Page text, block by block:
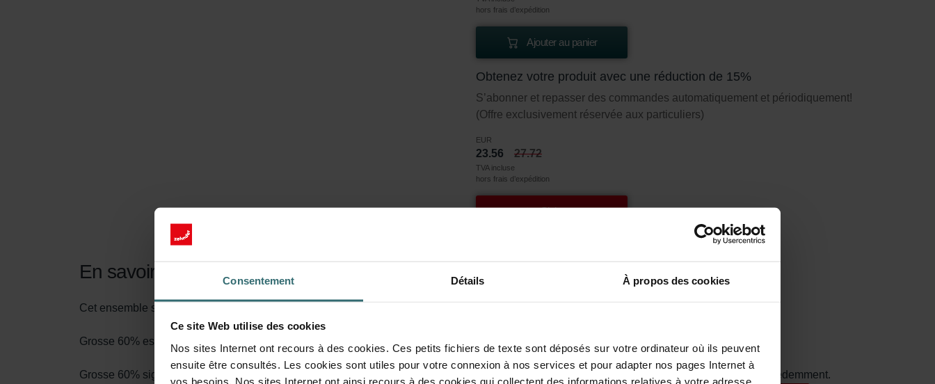
Consentement Détails À propos des cookies
Ce site Web utilise des cookies
Nos sites Internet ont recours à des cookies. Ces petits fichiers de texte sont déposés sur votre ordinateur où ils peuvent
ensuite être consultés. Les cookies sont utiles pour votre connexion à nos services et pour adapter nos pages Internet à
vos besoins. Nos sites Internet ont ainsi recours à des cookies qui collectent des informations relatives à votre adresse
hors frais d’expédition
Ajouter au panier
Obtenez votre produit avec une réduction de 15%
S’abonner et repasser des commandes automatiquement et périodiquement!
(Offre exclusivement réservée aux particuliers)
EUR
23.56 27.72
TVA incluse
hors frais d’expédition
S’abonner
En savoir plus sur notre Filtre Coarse 60% (G4)
Cet ensemble se compose de 1x filtre Grossier 60% (G4).
Grosse 60% est le nom selon la nouvelle norme de filtre ISO 16890. Le coarse se réfère aux particules >10 microns.
Grosse 60% signifie qu'au moins 60% des particules dans l'intervalle de taille >10 microns sont éliminées. G4 est la classification utilisée précédemment.